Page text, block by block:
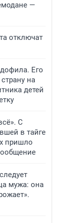
—
отключат
Его
на
детей
С
в тайге
пришло
мужа: она